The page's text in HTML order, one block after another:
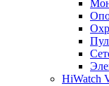
HiWatch